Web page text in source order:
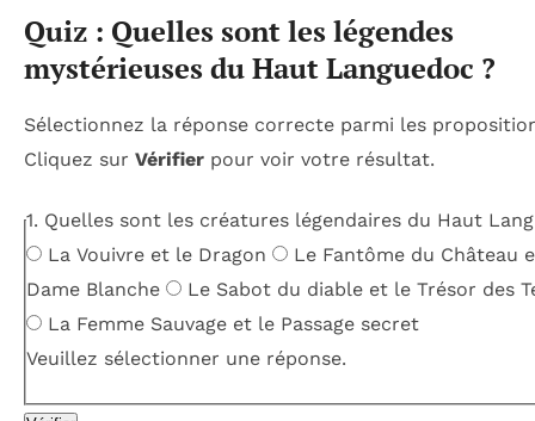
Quiz : Quelles sont les légendes
mystérieuses du Haut Languedoc ?
Sélectionnez la réponse correcte parmi les
Cliquez sur Vérifier pour voir votre résultat.
1. Quelles sont les créatures légendaires du Haut
La Vouivre et le Dragon
Le Fantôme du Château
Dame Blanche
Le Sabot du diable et le Trésor des
La Femme Sauvage et le Passage secret
Veuillez sélectionner une réponse.